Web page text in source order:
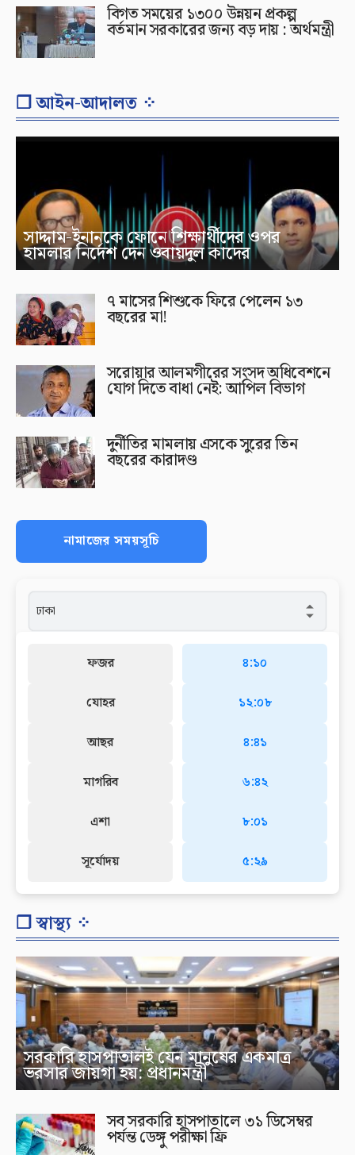
বিগত সময়ের ১৩০০ উন্নয়ন প্রকল্প
বর্তমান সরকারের জন্য বড় দায় : অর্থমন্ত্রী
❐ আইন-আদালত ⁘
সাদ্দাম-ইনানকে ফোনে শিক্ষার্থীদের ওপর
হামলার নির্দেশ দেন ওবায়দুল কাদের
৭ মাসের শিশুকে ফিরে পেলেন ১৩
বছরের মা!
সরোয়ার আলমগীরের সংসদ অধিবেশনে
যোগ দিতে বাধা নেই: আপিল বিভাগ
দুর্নীতির মামলায় এসকে সুরের তিন
বছরের কারাদণ্ড
নামাজের সময়সূচি
ফজর
যোহর
আছর
মাগরিব
এশা
সূর্যোদয়
৪:১০
১২:০৮
৪:৪১
৬:৪২
৮:০১
৫:২৯
❐ স্বাস্থ্য ⁘
সরকারি হাসপাতালই যেন মানুষের একমাত্র
ভরসার জায়গা হয়: প্রধানমন্ত্রী
সব সরকারি হাসপাতালে ৩১ ডিসেম্বর
পর্যন্ত ডেঙ্গু পরীক্ষা ফ্রি